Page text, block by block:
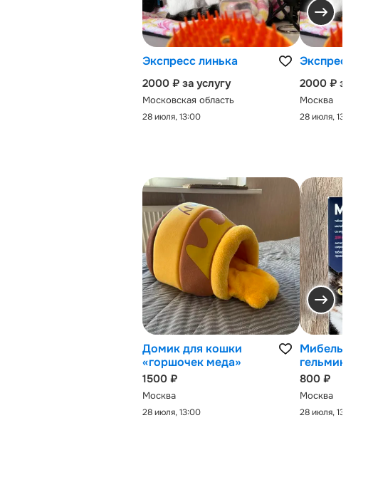
Экспресс линька
2000 ₽ за услугу
Московская область
28 июля, 13:00
Экспресс-
2000 ₽ за
Москва
28 июля, 13:00
Домик для кошки
«горшочек меда»
1500 ₽
Москва
28 июля, 13:00
Мибельмакс
гельминтов
800 ₽
Москва
28 июля, 13:00